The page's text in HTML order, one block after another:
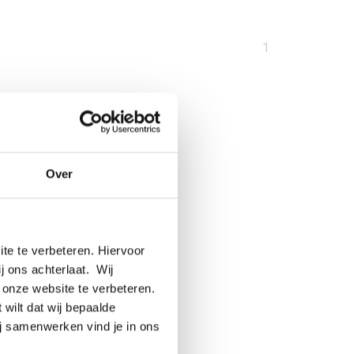
Over
te verbeteren. Hiervoor
ons achterlaat. Wij
website te verbeteren.
dat wij bepaalde
samenwerken vind je in ons
U1